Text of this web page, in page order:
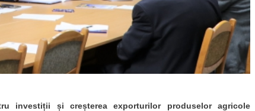
investiții și creșterea exporturilor produselor agricole